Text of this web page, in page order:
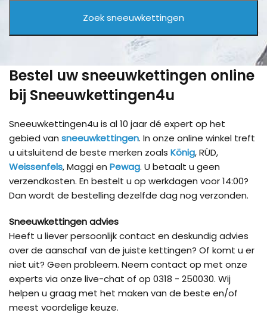
Bestel uw sneeuwkettingen online
bij Sneeuwkettingen4u
Sneeuwkettingen4u is al 10 jaar dé expert op het
gebied van sneeuwkettingen. In onze online winkel treft
u uitsluitend de beste merken zoals König, RÜD,
Weissenfels, Maggi en Pewag. U betaalt u geen
verzendkosten. En bestelt u op werkdagen voor 14:00?
Dan wordt de bestelling dezelfde dag nog verzonden.
Sneeuwkettingen advies
Heeft u liever persoonlijk contact en deskundig advies
over de aanschaf van de juiste kettingen? Of komt u er
niet uit? Geen probleem. Neem contact op met onze
experts via onze live-chat of op 0318 - 250030. Wij
helpen u graag met het maken van de beste en/of
meest voordelige keuze.